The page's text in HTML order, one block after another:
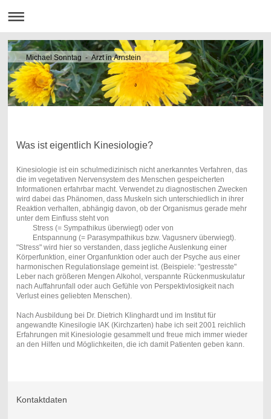
Michael Sonntag - Arzt in Arnstein
Was ist eigentlich Kinesiologie?
Kinesiologie ist ein schulmedizinisch nicht anerkanntes Verfahren, das
die im vegetativen Nervensystem des Menschen gespeicherten
Informationen erfahrbar macht. Verwendet zu diagnostischen Zwecken
wird dabei das Phänomen, dass Muskeln sich unterschiedlich in ihrer
Reaktion verhalten, abhängig davon, ob der Organismus gerade mehr
unter dem Einfluss steht von
Stress (= Sympathikus überwiegt) oder von
Entspannung (= Parasympathikus bzw. Vagusnerv überwiegt).
"Stress" wird hier so verstanden, dass jegliche Auslenkung einer
Körperfunktion, einer Organfunktion oder auch der Psyche aus einer
harmonischen Regulationslage gemeint ist. (Beispiele: "gestresste"
Leber nach größeren Mengen Alkohol, verspannte Rückenmuskulatur
nach Auffahrunfall oder auch Gefühle von Perspektivlosigkeit nach
Verlust eines geliebten Menschen).
Nach Ausbildung bei Dr. Dietrich Klinghardt und im Institut für
angewandte Kinesilogie IAK (Kirchzarten) habe ich seit 2001 reichlich
Erfahrungen mit Kinesiologie gesammelt und freue mich immer wieder
an den Hilfen und Möglichkeiten, die ich damit Patienten geben kann.
Kontaktdaten